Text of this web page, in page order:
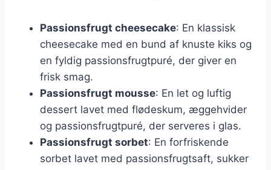
Passionsfrugt cheesecake: En klassisk
cheesecake med en bund af knuste kiks og
en fyldig passionsfrugtpuré, der giver en
frisk smag.
Passionsfrugt mousse: En let og luftig
dessert lavet med flødeskum, æggehvider
og passionsfrugtpuré, der serveres i glas.
Passionsfrugt sorbet: En forfriskende
sorbet lavet med passionsfrugtsaft, sukker